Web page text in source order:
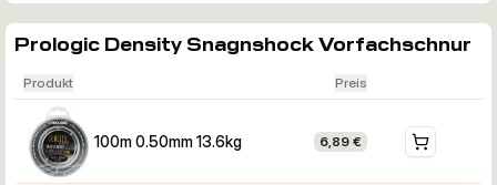
Prologic Density Snagnshock Vorfachschnur
Produkt Preis
100m 0.50mm 13.6kg 6,89 €